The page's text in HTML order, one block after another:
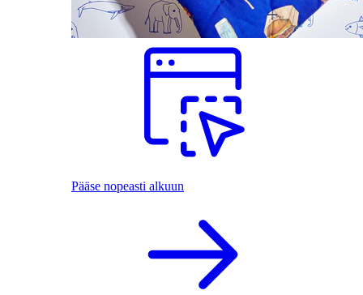
Pääse nopeasti alkuun